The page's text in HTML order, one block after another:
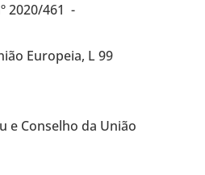
2020/461 -
Europeia, L 99
e Conselho da União